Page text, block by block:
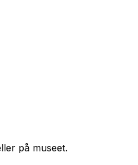
på museet.